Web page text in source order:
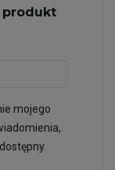
produkt
mojego